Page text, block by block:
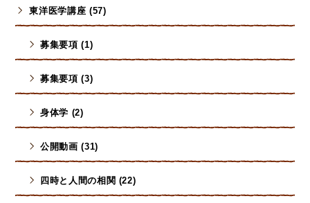
東洋医学講座 (57)
募集要項 (1)
募集要項 (3)
身体学 (2)
公開動画 (31)
四時と人間の相関 (22)